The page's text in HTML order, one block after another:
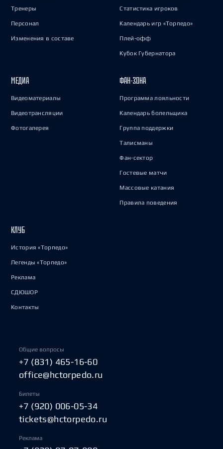
Тренеры
Персонал
Изменения в составе
Статистика игроков
Календарь игр «Торпедо»
Плей-офф
Кубок Губернатора
МЕДИА
Видеоматериалы
Видеотрансляции
Фотогалерея
ФАН-ЗОНА
Программа лояльности
Календарь болельщика
Группа поддержки
Талисманы
Фан-сектор
Гостевые матчи
Массовые катания
Правила поведения
КЛУБ
История «Торпедо»
Легенды «Торпедо»
Реклама
СДЮШОР
Контакты
Общие вопросы
+7 (831) 465-16-60
office@hctorpedo.ru
Билеты
+7 (920) 006-05-34
tickets@hctorpedo.ru
Реклама